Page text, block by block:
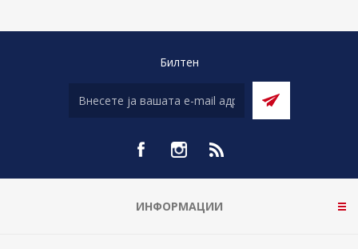
Билтен
ИНФОРМАЦИИ